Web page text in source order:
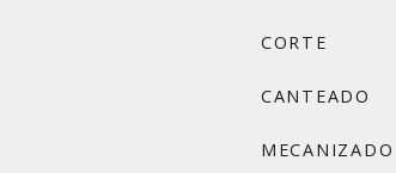
CORTE
CANTEADO
MECANIZADO